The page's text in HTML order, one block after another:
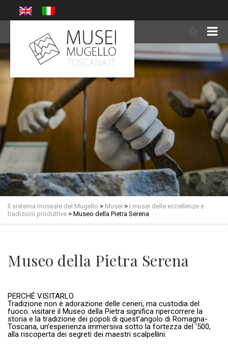
Il sistema museale del Mugello > Musei > I musei delle eccellenze e
tradizioni produttive > Museo della Pietra Serena
Museo della Pietra Serena
PERCHÉ VISITARLO
Tradizione non è adorazione delle ceneri, ma custodia del
fuoco: visitare il Museo della Pietra significa ripercorrere la
storia e la tradizione dei popoli di quest’angolo di Romagna-
Toscana, un’esperienza immersiva sotto la fortezza del ‘500,
alla riscoperta dei segreti dei maestri scalpellini.